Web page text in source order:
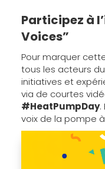
Participez à
Voices”
Pour marquer
tous les acteurs
initiatives et
via de courtes
#HeatPumpDay.
voix de la pompe